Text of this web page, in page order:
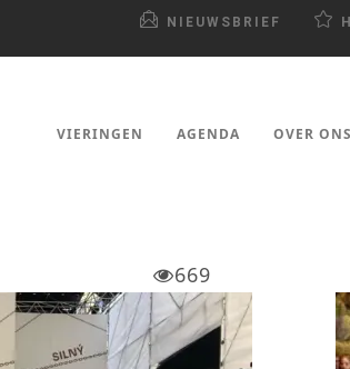
NIEUWSBRIEF
VIERINGEN AGENDA OVER ONS
669